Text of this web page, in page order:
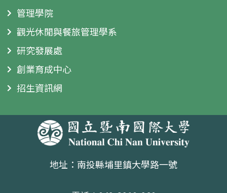
管理學院
觀光休閒與餐旅管理學系
研究發展處
創業育成中心
招生資訊網
地址：南投縣埔里鎮大學路一號